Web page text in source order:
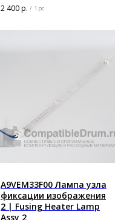
2 400р. / 1 pc
A9VEM33F00 Лампа узла
фиксации изображения
2 | Fusing Heater Lamp
Assy 2